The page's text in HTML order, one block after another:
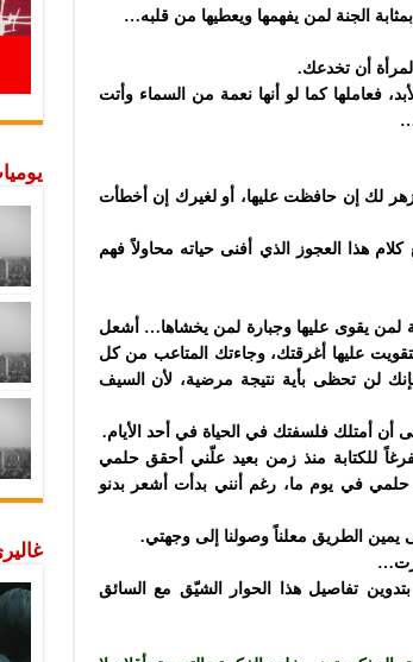
الجنة لمن يفهمها ويعطيها من قلبه…
أن تخدعك.
فعاملها كما لو أنها نعمة من السماء وأتت
لك إن حافظت عليها، أو لغيرك إن أخطأت
هذا العجوز الذي أفنى حياته محاولاً فهم
لمن يقوى عليها وجبارة لمن يخشاها… أشعل
عليها أغرقتك، وجاءتك المتاعب من كل
لن تحظى بأية نتيجة مرضية، لأن السيف
أن أمتلك فلسفتك في الحياة في أحد الأيام.
للكتابة منذ زمن بعيد علّني أحقق حلمي
في يوم ما، رغم أنني بدأت أشعر بدنو
يمين الطريق معلناً وصولنا إلى وجهتي.
تفاصيل هذا الحوار الشيّق مع السائق